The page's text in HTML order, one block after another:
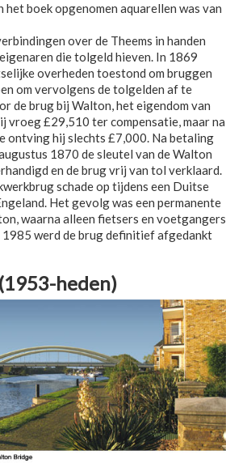
het boek opgenomen aquarellen was van
over de Theems in handen
die tolgeld hieven. In 1869
overheden toestond om bruggen
om vervolgens de tolgelden af te
de brug bij Walton, het eigendom van
vroeg £29,510 ter compensatie, maar na
ontving hij slechts £7,000. Na betaling
1870 de sleutel van de Walton
en de brug vrij van tol verklaard.
schade op tijdens een Duitse
Het gevolg was een permanente
waarna alleen fietsers en voetgangers
1985 werd de brug definitief afgedankt
heden)